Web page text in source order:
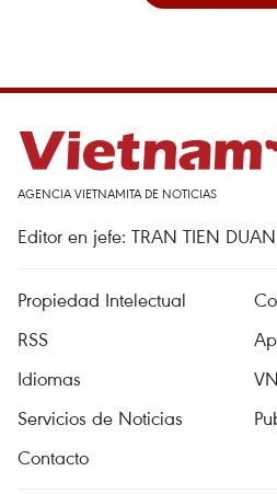
AGENCIA VIETNAMITA DE NOTICIAS
Editor en jefe: TRAN TIEN DUAN
Propiedad Intelectual
RSS
Idiomas
Servicios de Noticias
Contacto